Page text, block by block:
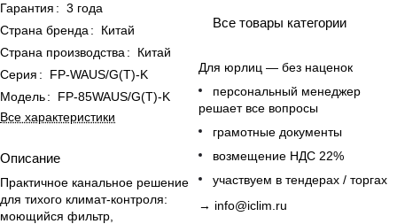
Гарантия : 3 года
Страна бренда :
Китай
Страна производства :
Китай
Серия :
FP-WAUS/G(T)-K
Модель:
FP-85WAUS/G(T)-K
Все характеристики
Описание
Практичное канальное решение
для тихого климат-контроля:
моющийся фильтр,
Все товары категории
Для юрлиц — без наценок
персональный менеджер
решает все вопросы
грамотные документы
возмещение НДС 22%
участвуем в тендерах / торгах
→ info@iclim.ru